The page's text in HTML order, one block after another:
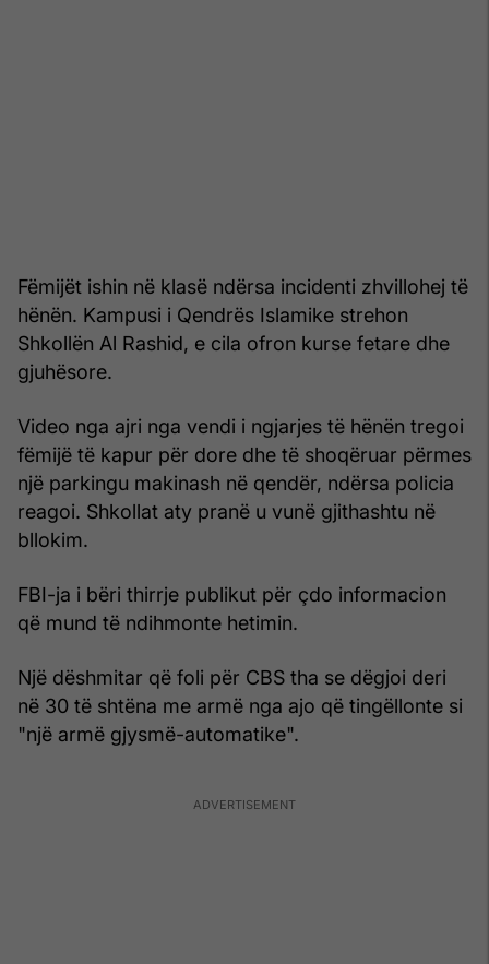
Fëmijët ishin në klasë ndërsa incidenti zhvillohej të
hënën. Kampusi i Qendrës Islamike strehon
Shkollën Al Rashid, e cila ofron kurse fetare dhe
gjuhësore.
Video nga ajri nga vendi i ngjarjes të hënën tregoi
fëmijë të kapur për dore dhe të shoqëruar përmes
një parkingu makinash në qendër, ndërsa policia
reagoi. Shkollat aty pranë u vunë gjithashtu në
bllokim.
FBI-ja i bëri thirrje publikut për çdo informacion
që mund të ndihmonte hetimin.
Një dëshmitar që foli për CBS tha se dëgjoi deri
në 30 të shtëna me armë nga ajo që tingëllonte si
"një armë gjysmë-automatike".